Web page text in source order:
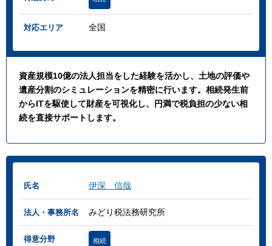
対応エリア 全国
資産規模10億の法人担当をした経験を活かし、土地の評価や
遺産分割のシミュレーションを精密に行います。相続発生前
からITを駆使して財産を可視化し、円満で税負担の少ない相
続を直接サポートします。
氏名 伊深 信哉
法人・事務所名 みどり税法務研究所
得意分野 相続